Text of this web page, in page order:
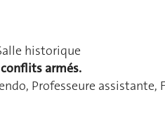
historique
armés.
Professeure assistante,